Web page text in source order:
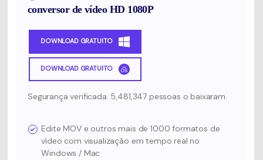
conversor de vídeo HD 1080P
DOWNLOAD GRATUITO
DOWNLOAD GRATUITO
Segurança verificada. 5,481,347 pessoas o baixaram.
Edite MOV e outros mais de 1000 formatos de
vídeo com visualização em tempo real no
Windows / Mac